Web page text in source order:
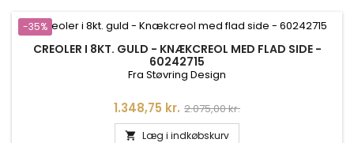
-35%
CREOLER I 8KT. GULD - KNÆKCREOL MED FLAD SIDE -
60242715
Fra Støvring Design
Pris
1.348,75 kr. Normalpris
2.075,00 kr.
 Læg i indkøbskurv